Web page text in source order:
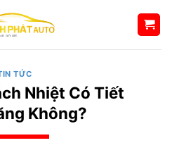
TỨC
Nhiệt Có Tiết
Không?